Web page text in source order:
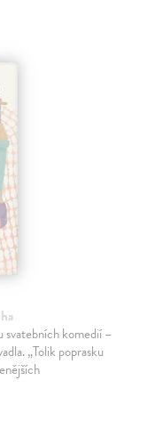
svatebních komedií –
„Tolik poprasku